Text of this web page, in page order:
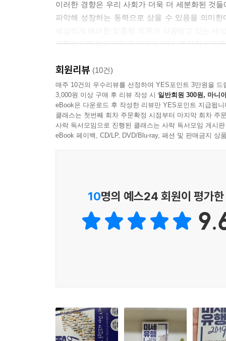
사람들의 삶 속에 점점 더 녹아들고, 이모티콘의
함은 물론이고, 캐릭터 그 자체가 하나의 새로운 브
항목에서 60% 이상으로 나타나고 디지털 디톡스
--- p.331
이러한 경향은 우리 사회가 더욱 더 세분화된 것
파악해 성장하는 동력으로 삼을 수 있음을 의미
생활방식에 현미경을 들이대고 있다. 특정한 사람
‘보통의 삶’이 곧 트렌드이자 비즈니스 기회가 되는
이제는 ‘미세유행’의 시대입니다!
《미세유행 2019》는 총 7개의 장으로 구성되어
하는 저자의 의도가 담겨 있기 때문이다. 먼저
구매하는 사람이 아니라, 유행을 만드는 사람들
할지를 소개한다. Part 4는 삶이 팍팍해도 행복
가능한 식사, 요리의 경험 등을 디테일하게 설명
세상에는 하루에도 수만 개씩 새로운 것이 생기
또 다른 무언가를 탄생시키면서 사회를 변화시
회원리뷰 (10건)
매주 10건의 우수리뷰를 선정하여 YES포인트 3만원을 드
3,000원 이상 구매 후 리뷰 작성 시 일반회원 300원, 마니
eBook은 다운로드 후 작성한 리뷰만 YES포인트 지급됩니
클래스는 첫번째 회차 주문확정 시점부터 마지막 회차 주
사락 독서모임으로 진행된 클래스는 사락 독서모임 게시
eBook 페이백, CD/LP, DVD/Blu-ray, 패션 및 판매금지 상
10명의 예스24 회원이 평가